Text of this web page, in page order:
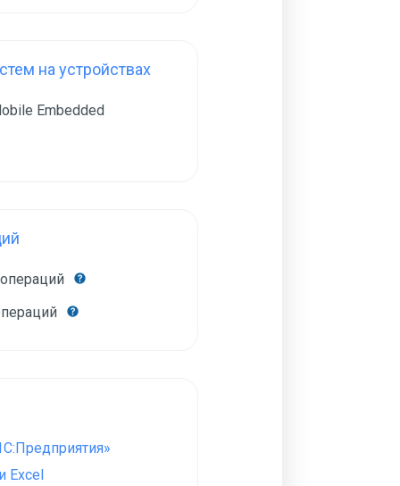
на устройствах
Embedded
Excel